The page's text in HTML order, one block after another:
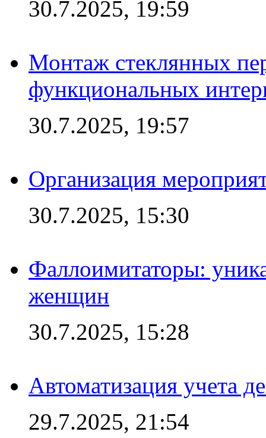
30.7.2025, 19:59
Монтаж стеклянных
функциональных
30.7.2025, 19:57
Организация
30.7.2025, 15:30
Фаллоимитаторы:
женщин
30.7.2025, 15:28
Автоматизация учета
29.7.2025, 21:54